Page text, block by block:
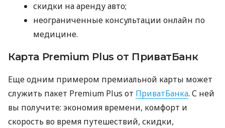
скидки на аренду авто;
неограниченные консультации онлайн по
медицине.
Карта Premium Plus от ПриватБанк
Еще одним примером премиальной карты может
служить пакет Premium Plus от ПриватБанка. С ней
вы получите: экономия времени, комфорт и
скорость во время путешествий, скидки,